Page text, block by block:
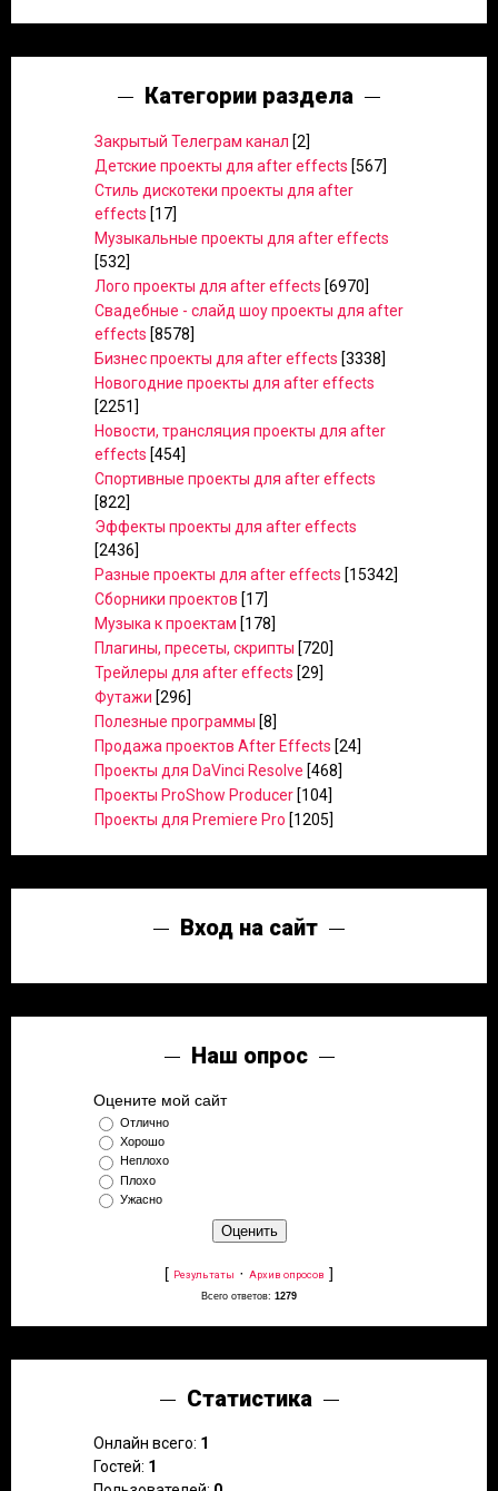
Категории раздела
Закрытый Телеграм канал [2]
Детские проекты для after effects [567]
Стиль дискотеки проекты для after
effects [17]
Музыкальные проекты для after effects
[532]
Лого проекты для after effects [6970]
Свадебные - слайд шоу проекты для after
effects [8578]
Бизнес проекты для after effects [3338]
Новогодние проекты для after effects
[2251]
Новости, трансляция проекты для after
effects [454]
Спортивные проекты для after effects
[822]
Эффекты проекты для after effects
[2436]
Разные проекты для after effects [15342]
Сборники проектов [17]
Музыка к проектам [178]
Плагины, пресеты, скрипты [720]
Трейлеры для after effects [29]
Футажи [296]
Полезные программы [8]
Продажа проектов After Effects [24]
Проекты для DaVinci Resolve [468]
Проекты ProShow Producer [104]
Проекты для Premiere Pro [1205]
Вход на сайт
Наш опрос
Оцените мой сайт
Отлично
Хорошо
Неплохо
Плохо
Ужасно
[ Результаты · Архив опросов ]
Всего ответов: 1279
Статистика
Онлайн всего: 1
Гостей: 1